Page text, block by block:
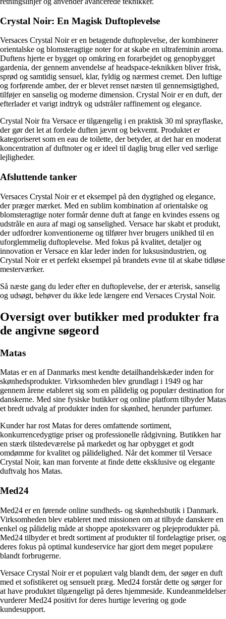
Crystal Noir: En Magisk Duftoplevelse
Versaces Crystal Noir er en betagende duftoplevelse, der kombinerer
orientalske og blomsteragtige noter for at skabe en ultrafeminin aroma.
Duftens hjerte er bygget op omkring en forarbejdet og genopbygget
gardenia, der gennem anvendelse af headspace-teknikken bliver frisk,
sprød og samtidig sensuel, klar, fyldig og nærmest cremet. Den luftige
og forførende amber, der er blevet renset næsten til gennemsigtighed,
tilføjer en sanselig og moderne dimension. Crystal Noir er en duft, der
efterlader et varigt indtryk og udstråler raffinement og elegance.
Crystal Noir fra Versace er tilgængelig i en praktisk 30 ml sprayflaske,
der gør det let at fordele duften jævnt og bekvemt. Produktet er
kategoriseret som en eau de toilette, der betyder, at det har en moderat
koncentration af duftnoter og er ideel til daglig brug eller ved særlige
lejligheder.
Afsluttende tanker
Versaces Crystal Noir er et eksempel på den dygtighed og elegance,
der præger mærket. Med en sublim kombination af orientalske og
blomsteragtige noter formår denne duft at fange en kvindes essens og
udstråle en aura af magi og sanselighed. Versace har skabt et produkt,
der udfordrer konventionerne og tilfører hver brugers unikhed til en
uforglemmelig duftoplevelse. Med fokus på kvalitet, detaljer og
innovation er Versace en klar leder inden for luksusindustrien, og
Crystal Noir er et perfekt eksempel på brandets evne til at skabe tidløse
mesterværker.
Så næste gang du leder efter en duftoplevelse, der er æterisk, sanselig
og udsøgt, behøver du ikke lede længere end Versaces Crystal Noir.
Oversigt over butikker med produkter fra
de angivne søgeord
Matas
Matas er en af Danmarks mest kendte detailhandelskæder inden for
skønhedsprodukter. Virksomheden blev grundlagt i 1949 og har
gennem årene etableret sig som en pålidelig og populær destination for
danskerne. Med sine fysiske butikker og online platform tilbyder Matas
et bredt udvalg af produkter inden for skønhed, herunder parfumer.
Kunder har rost Matas for deres omfattende sortiment,
konkurrencedygtige priser og professionelle rådgivning. Butikken har
en stærk tilstedeværelse på markedet og har opbygget et godt
omdømme for kvalitet og pålidelighed. Når det kommer til Versace
Crystal Noir, kan man forvente at finde dette eksklusive og elegante
duftvalg hos Matas.
Med24
Med24 er en førende online sundheds- og skønhedsbutik i Danmark.
Virksomheden blev etableret med missionen om at tilbyde danskere en
enkel og pålidelig måde at shoppe apoteksvarer og plejeprodukter på.
Med24 tilbyder et bredt sortiment af produkter til fordelagtige priser, og
deres fokus på optimal kundeservice har gjort dem meget populære
blandt forbrugerne.
Versace Crystal Noir er et populært valg blandt dem, der søger en duft
med et sofistikeret og sensuelt præg. Med24 forstår dette og sørger for
at have produktet tilgængeligt på deres hjemmeside. Kundeanmeldelser
vurderer Med24 positivt for deres hurtige levering og gode
kundesupport.